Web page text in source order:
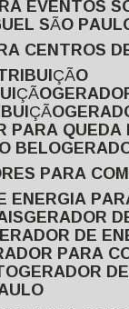
SÃO
CENTROS
PARA
BELO
PARA
ENERGIA
GERADOR
GERADOR DE
PARA
GERADOR